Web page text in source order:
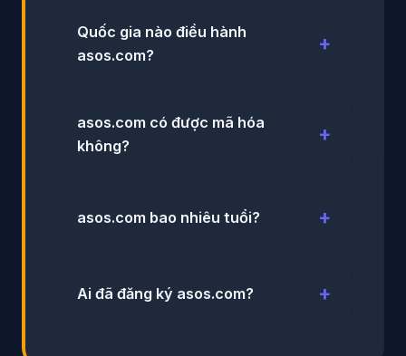
Quốc gia nào điều hành
asos.com?
asos.com có được mã hóa
không?
asos.com bao nhiêu tuổi?
Ai đã đăng ký asos.com?